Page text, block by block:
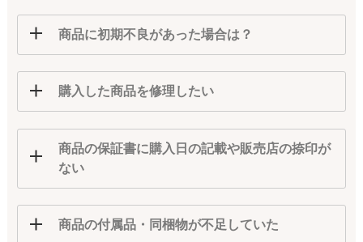
商品に初期不良があった場合は？
購入した商品を修理したい
商品の保証書に購入日の記載や販売店の捺印が
ない
商品の付属品・同梱物が不足していた